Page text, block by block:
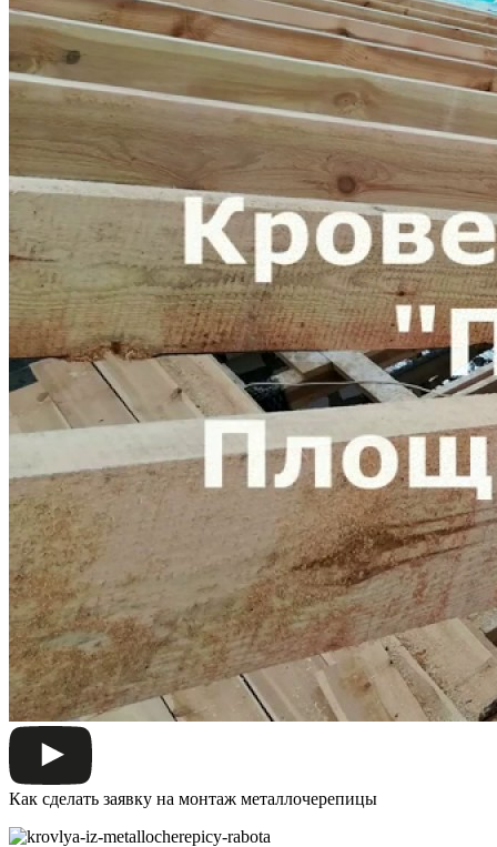
Как сделать заявку на монтаж металлочерепицы